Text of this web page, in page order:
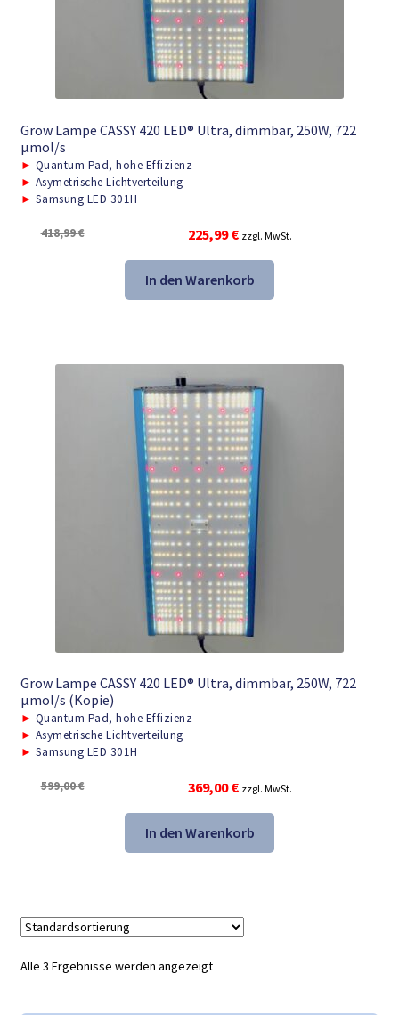
Grow Lampe CASSY 420 LED® Ultra, dimmbar, 250W, 722
μmol/s
► Quantum Pad, hohe Effizienz
► Asymetrische Lichtverteilung
► Samsung LED 301H
418,99€
Ursprünglicher
Preis
war:
418,99 €
225,99€Aktueller
Preis
ist:
225,99 €.
zzgl. MwSt.
In den Warenkorb
Grow Lampe CASSY 420 LED® Ultra, dimmbar, 250W, 722
μmol/s (Kopie)
► Quantum Pad, hohe Effizienz
► Asymetrische Lichtverteilung
► Samsung LED 301H
599,00€
Ursprünglicher
Preis
war:
599,00 €
369,00€Aktueller
Preis
ist:
369,00 €.
zzgl. MwSt.
In den Warenkorb
Alle 3 Ergebnisse werden angezeigt